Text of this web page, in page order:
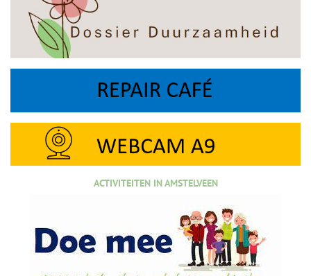
ACTIVITEITEN IN AMSTELVEEN